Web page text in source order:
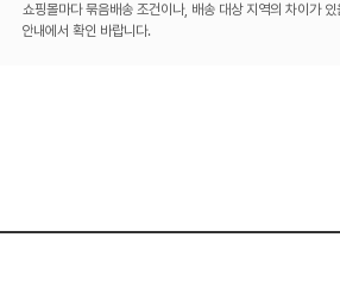
쇼핑몰마다 묶음배송 조건이나, 배송 대상 지역의 차이가
안내에서 확인 바랍니다.